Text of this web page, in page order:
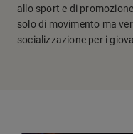
allo sport e di
solo di movimento ma
socializzazione per i